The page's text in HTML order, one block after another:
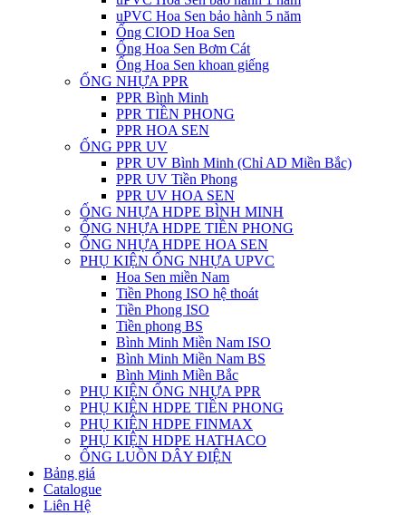
uPVC Hoa Sen bảo hành 5 năm
Ống CIOD Hoa Sen
Ống Hoa Sen Bơm Cát
Ống Hoa Sen khoan giếng
ỐNG NHỰA PPR
PPR Bình Minh
PPR TIỀN PHONG
PPR HOA SEN
ỐNG PPR UV
PPR UV Bình Minh (Chỉ AD Miền Bắc)
PPR UV Tiền Phong
PPR UV HOA SEN
ỐNG NHỰA HDPE BÌNH MINH
ỐNG NHỰA HDPE TIỀN PHONG
ỐNG NHỰA HDPE HOA SEN
PHỤ KIỆN ỐNG NHỰA UPVC
Hoa Sen miền Nam
Tiền Phong ISO hệ thoát
Tiền Phong ISO
Tiền phong BS
Bình Minh Miền Nam ISO
Bình Minh Miền Nam BS
Bình Minh Miền Bắc
PHỤ KIỆN ỐNG NHỰA PPR
PHỤ KIỆN HDPE TIỀN PHONG
PHỤ KIỆN HDPE FINMAX
PHỤ KIỆN HDPE HATHACO
ỐNG LUỒN DÂY ĐIỆN
Bảng giá
Catalogue
Liên Hệ